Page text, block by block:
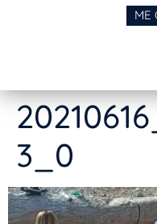
ME
3_0